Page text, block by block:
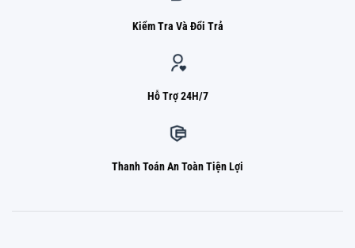
Kiểm Tra Và Đổi Trả
Hỗ Trợ 24H/7
Thanh Toán An Toàn Tiện Lợi